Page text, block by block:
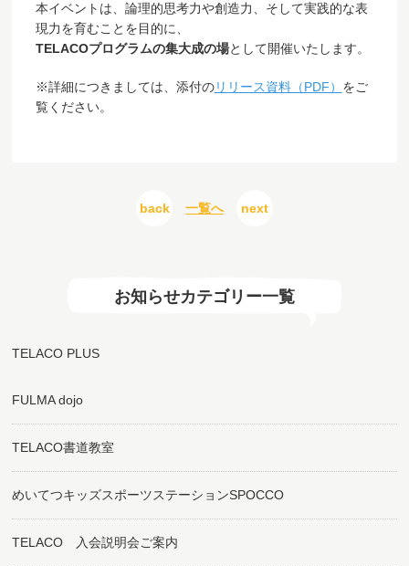
本イベントは、論理的思考力や創造力、そして実践的な表
現力を育むことを目的に、
TELACOプログラムの集大成の場として開催いたします。
※詳細につきましては、添付のリリース資料（PDF） をご
覧ください。
back 一覧へ next
お知らせカテゴリー一覧
TELACO PLUS
FULMA dojo
TELACO書道教室
めいてつキッズスポーツステーションSPOCCO
TELACO 入会説明会ご案内